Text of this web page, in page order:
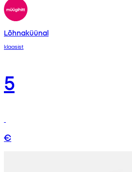
Lõhnaküünal
klaasist
5
€